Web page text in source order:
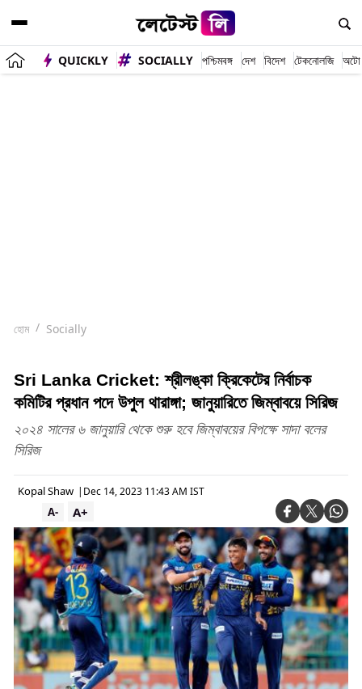
QUICKLY SOCIALLY পশ্চিমবঙ্গ দেশ বিদেশ টেকনোলজি অটো
হোম Socially
Sri Lanka Cricket: শ্রীলঙ্কা ক্রিকেটের নির্বাচক
কমিটির প্রধান পদে উপুল থারাঙ্গা; জানুয়ারিতে জিম্বাবয়ে সিরিজ
২০২৪ সালের ৬ জানুয়ারি থেকে শুরু হবে জিম্বাবয়ের বিপক্ষে সাদা বলের
সিরিজ
Kopal Shaw | Dec 14, 2023 11:43 AM IST
A+
A-